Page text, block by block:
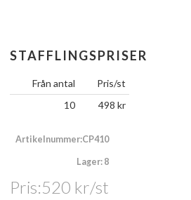
STAFFLINGSPRISER
Från antal
Pris/st
10
498 kr
Artikelnummer:CP410
Lager: 8
Pris:520 kr/st